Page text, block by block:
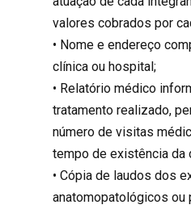
valores cobrados por
• Nome e endereço
clínica ou hospital;
• Relatório médico
tratamento realizado,
número de visitas
tempo de existência da
• Cópia de laudos dos
anatomopatológicos ou